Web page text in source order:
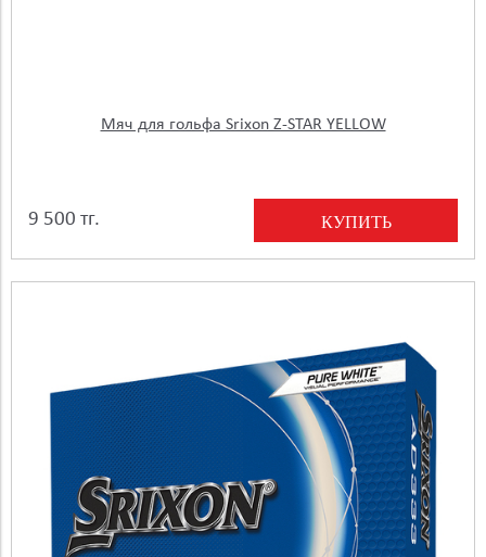
Мяч для гольфа Srixon Z-STAR YELLOW
9 500 тг. КУПИТЬ